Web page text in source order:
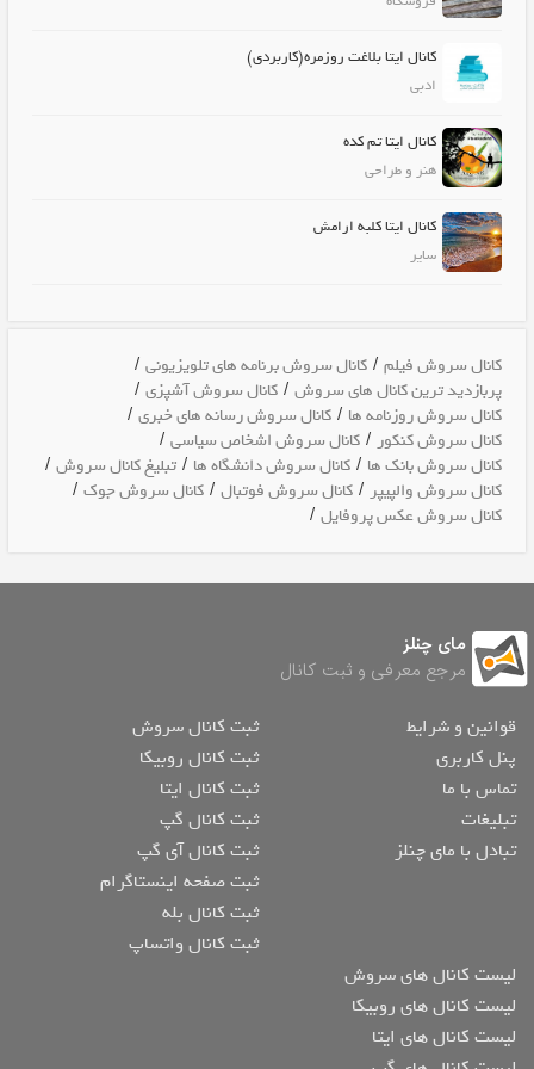
کانال ایتا بلاغت روزمره(کاربردی)
ادبی
کانال ایتا تم کده
هنر و طراحی
کانال ایتا کلبه ارامش
سایر
کانال سروش فیلم /کانال سروش برنامه های تلویزیونی /
پربازدید ترین کانال های سروش /کانال سروش آشپزی /
کانال سروش روزنامه ها /کانال سروش رسانه های خبری /
کانال سروش کنکور /کانال سروش اشخاص سیاسی /
کانال سروش بانک ها /کانال سروش دانشگاه ها /تبلیغ کانال سروش /
کانال سروش والپیپر /کانال سروش فوتبال /کانال سروش جوک /
کانال سروش عکس پروفایل /
مای چنلز
مرجع معرفی و ثبت کانال
قوانین و شرایط
پنل کاربری
تماس با ما
تبلیغات
تبادل با مای چنلز
ثبت کانال سروش
ثبت کانال روبیکا
ثبت کانال ایتا
ثبت کانال گپ
ثبت کانال آی گپ
ثبت صفحه اینستاگرام
ثبت کانال بله
ثبت کانال واتساپ
لیست کانال های سروش
لیست کانال های روبیکا
لیست کانال های ایتا